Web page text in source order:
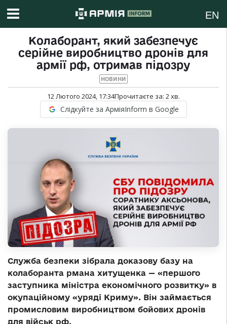
EN
Колаборант, який забезпечує
серійне виробництво дронів для
армії рф, отримав підозру
НОВИНИ
12 Лютого 2024, 17:34Прочитаєте за: 2хв.
Слідкуйте за АрміяInform в Google
Служба безпеки зібрала доказову базу на
колаборанта рмана хитущенка — «першого
заступника міністра економічного розвитку» в
окупаційному «уряді Криму». Він займається
промисловим виробництвом бойових дронів
для військ рф.